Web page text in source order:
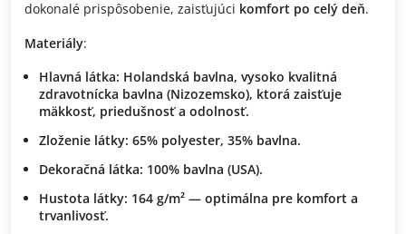
dokonalé prispôsobenie, zaisťujúci komfort po celý deň.
Materiály:
Hlavná látka: Holandská bavlna, vysoko kvalitná
zdravotnícka bavlna (Nizozemsko), ktorá zaisťuje
mäkkosť, priedušnosťa odolnosť.
Zloženie látky: 65% polyester, 35% bavlna.
Dekoračná látka: 100% bavlna (USA).
Hustota látky: 164 g/m² — optimálna pre komfort a
trvanlivosť.